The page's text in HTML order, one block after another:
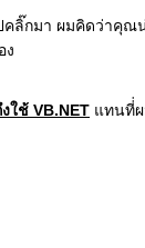
ลิ๊กมา ผมคิดว่าคุณ
ง
ใช้ VB.NET แทนที่่ผ